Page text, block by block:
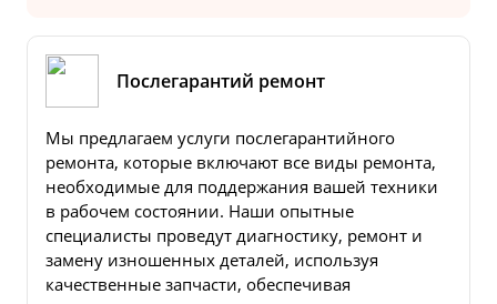
Послегарантий ремонт
Мы предлагаем услуги послегарантийного
ремонта, которые включают все виды ремонта,
необходимые для поддержания вашей техники
в рабочем состоянии. Наши опытные
специалисты проведут диагностику, ремонт и
замену изношенных деталей, используя
качественные запчасти, обеспечивая